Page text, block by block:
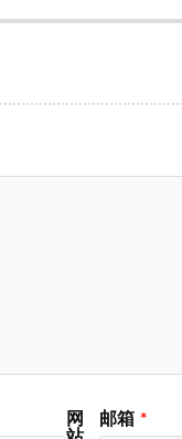
邮箱 *
网